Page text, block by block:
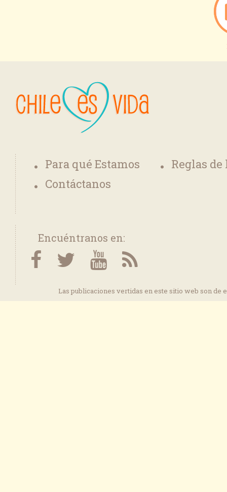
Para qué Estamos
Reglas
Contáctanos
Encuéntranos en:
Las publicaciones vertidas en este sitio web son de